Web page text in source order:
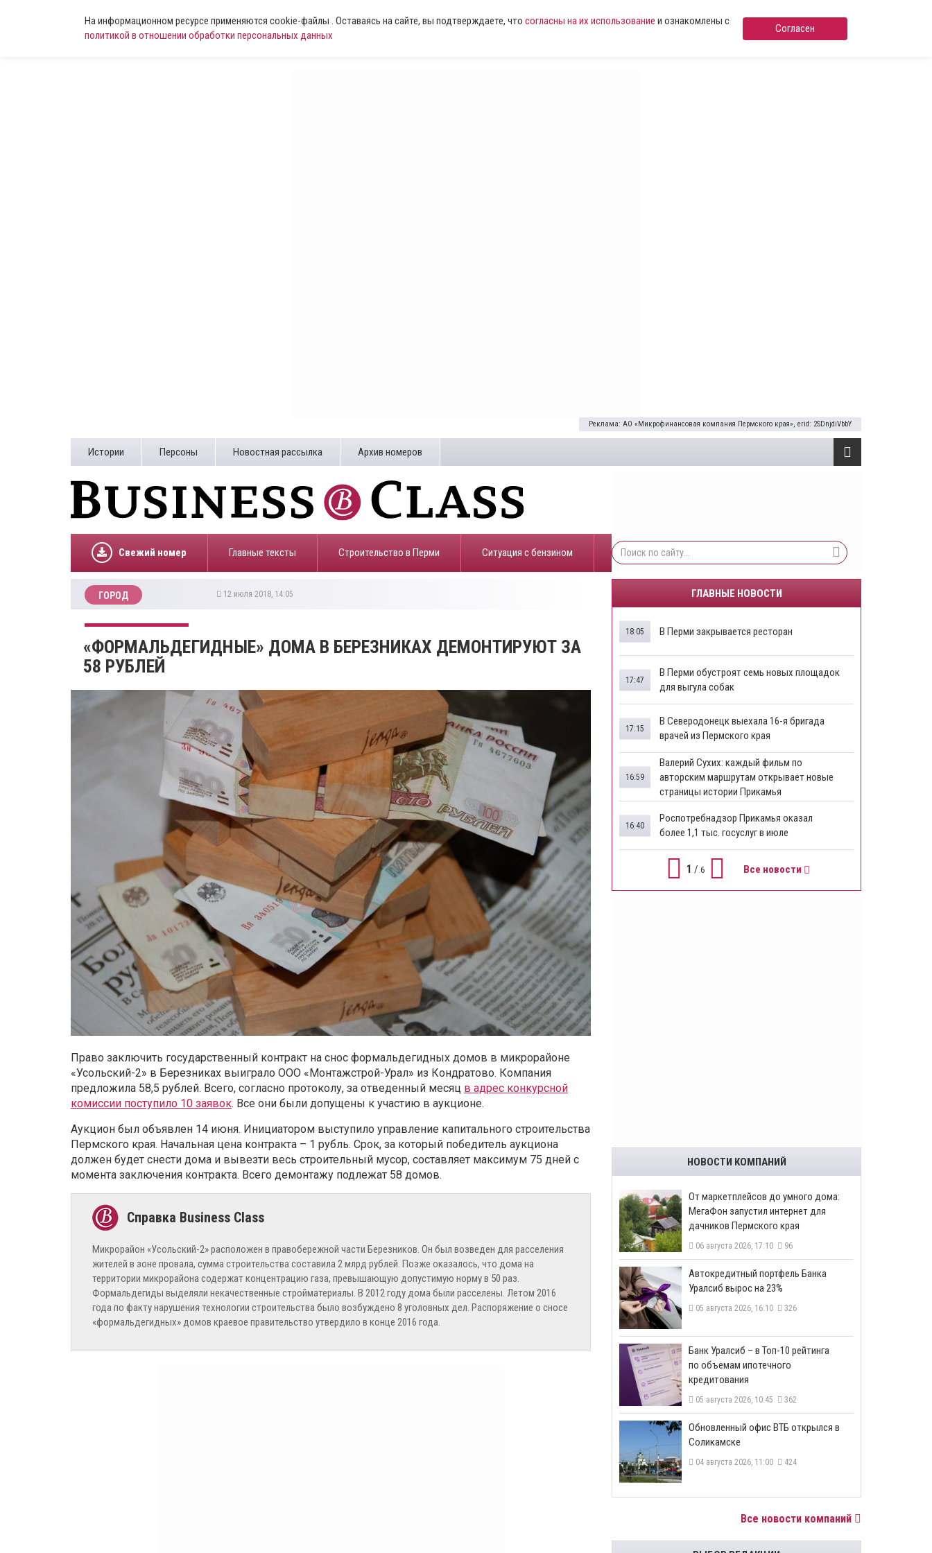
На информационном ресурсе применяются cookie-файлы . Оставаясь на сайте, вы подтверждаете, что согласны на их использование и ознакомлены с
политикой в отношении обработки персональных данных
Согласен
Реклама: АО «Микрофинансовая компания Пермского края», erid: 2SDnjdiVbbY
Истории Персоны Новостная рассылка Архив номеров
Свежий номер Главные тексты Строительство в Перми ​Ситуация с бензином
ГОРОД 12 июля 2018, 14:05
«ФОРМАЛЬДЕГИДНЫЕ» ДОМА В БЕРЕЗНИКАХ ДЕМОНТИРУЮТ ЗА
58 РУБЛЕЙ
Право заключить государственный контракт на снос формальдегидных домов в микрорайоне
«Усольский-2» в Березниках выиграло ООО «Монтажстрой-Урал» из Кондратово. Компания
предложила 58,5 рублей. Всего, согласно протоколу, за отведенный месяц в адрес конкурсной
комиссии поступило 10 заявок. Все они были допущены к участию в аукционе.
Аукцион был объявлен 14 июня. Инициатором выступило управление капитального строительства
Пермского края. Начальная цена контракта – 1 рубль. Срок, за который победитель аукциона
должен будет снести дома и вывезти весь строительный мусор, составляет максимум 75 дней с
момента заключения контракта. Всего демонтажу подлежат 58 домов.
Микрорайон «Усольский-2» расположен в правобережной части Березников. Он был возведен для расселения
жителей в зоне провала, сумма строительства составила 2 млрд рублей. Позже оказалось, что дома на
территории микрорайона содержат концентрацию газа, превышающую допустимую норму в 50 раз.
Формальдегиды выделяли некачественные стройматериалы. В 2012 году дома были расселены. Летом 2016
года по факту нарушения технологии строительства было возбуждено 8 уголовных дел. Распоряжение о сносе
«формальдегидных» домов краевое правительство утвердило в конце 2016 года.
ГЛАВНЫЕ НОВОСТИ
В Перми закрывается ресторан
18:05
​В Перми обустроят семь новых площадок
для выгула собак
17:47
В Северодонецк выехала 16-я бригада
врачей из Пермского края
17:15
​Валерий Сухих: каждый фильм по
авторским маршрутам открывает новые
страницы истории Прикамья
16:59
Роспотребнадзор Прикамья оказал
более 1,1 тыс. госуслуг в июле
16:40
1 / 6 Все новости
НОВОСТИ КОМПАНИЙ
От маркетплейсов до умного дома:
МегаФон запустил интернет для
дачников Пермского края
06 августа 2026, 17:10 96
​Автокредитный портфель Банка
Уралсиб вырос на 23%
05 августа 2026, 16:10 326
​Банк Уралсиб – в Топ-10 рейтинга
по объемам ипотечного
кредитования
05 августа 2026, 10:45 362
​Обновленный офис ВТБ открылся в
Соликамске
04 августа 2026, 11:00 424
Все новости компаний